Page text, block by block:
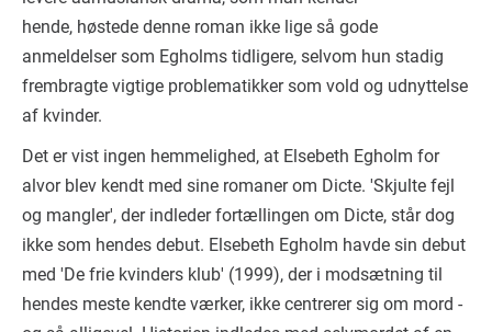
hende, høstede denne roman ikke lige så gode
anmeldelser som Egholms tidligere, selvom hun stadig
frembragte vigtige problematikker som vold og udnyttelse
af kvinder.
Det er vist ingen hemmelighed, at Elsebeth Egholm for
alvor blev kendt med sine romaner om Dicte. 'Skjulte fejl
og mangler', der indleder fortællingen om Dicte, står dog
ikke som hendes debut. Elsebeth Egholm havde sin debut
med 'De frie kvinders klub' (1999), der i modsætning til
hendes meste kendte værker, ikke centrerer sig om mord -